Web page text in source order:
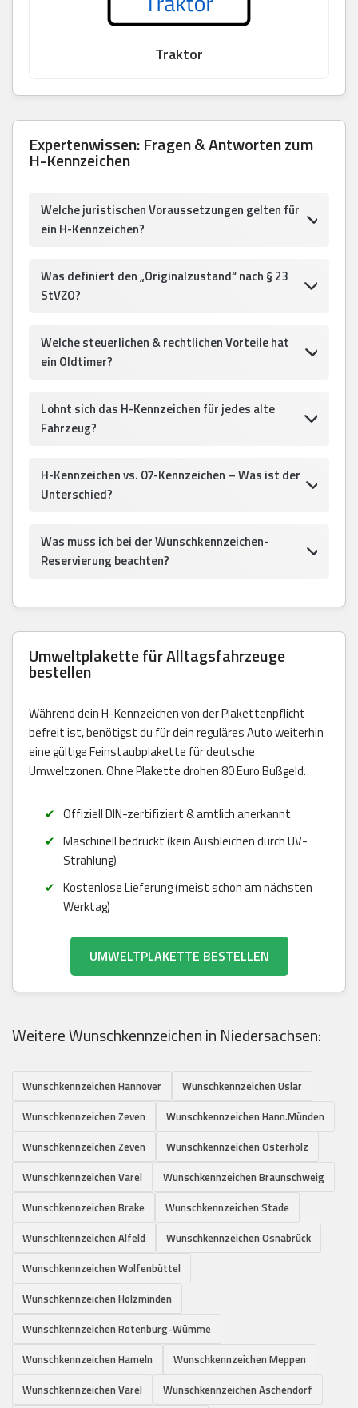
Traktor
Expertenwissen: Fragen & Antworten zum
H-Kennzeichen
Welche juristischen Voraussetzungen gelten für
ein H-Kennzeichen?
Was definiert den „Originalzustand“ nach § 23
StVZO?
Welche steuerlichen & rechtlichen Vorteile hat
ein Oldtimer?
Lohnt sich das H-Kennzeichen für jedes alte
Fahrzeug?
H-Kennzeichen vs. 07-Kennzeichen – Was ist der
Unterschied?
Was muss ich bei der Wunschkennzeichen-
Reservierung beachten?
Umweltplakette für Alltagsfahrzeuge
bestellen
Während dein H-Kennzeichen von der Plakettenpflicht
befreit ist, benötigst du für dein reguläres Auto weiterhin
eine gültige Feinstaubplakette für deutsche
Umweltzonen. Ohne Plakette drohen 80 Euro Bußgeld.
Offiziell DIN-zertifiziert & amtlich anerkannt
Maschinell bedruckt (kein Ausbleichen durch UV-
Strahlung)
Kostenlose Lieferung (meist schon am nächsten
Werktag)
UMWELTPLAKETTE BESTELLEN
Weitere Wunschkennzeichen in Niedersachsen:
Wunschkennzeichen Hannover
Wunschkennzeichen Uslar
Wunschkennzeichen Zeven
Wunschkennzeichen Hann.Münden
Wunschkennzeichen Zeven
Wunschkennzeichen Osterholz
Wunschkennzeichen Varel
Wunschkennzeichen Braunschweig
Wunschkennzeichen Brake
Wunschkennzeichen Stade
Wunschkennzeichen Alfeld
Wunschkennzeichen Osnabrück
Wunschkennzeichen Wolfenbüttel
Wunschkennzeichen Holzminden
Wunschkennzeichen Rotenburg-Wümme
Wunschkennzeichen Hameln
Wunschkennzeichen Meppen
Wunschkennzeichen Varel
Wunschkennzeichen Aschendorf